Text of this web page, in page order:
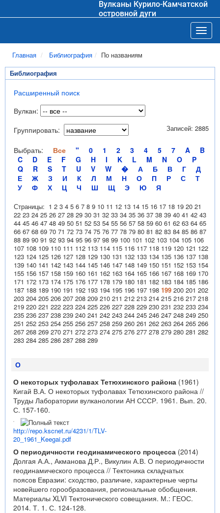
Вулканы Курило-Камчатской
островной дуги
Главная Библиография По названиям
Библиография
Расширенный поиск
Вулкан:
Группировать:
Выбрать: Все " 0 1 2 3 4 5 7 A
B
C
D E F G H I K L M N O
P
Q
R S T U V W � А Б В Г
Д
Е
Ж З И К Л М Н О П Р С
Т
У
Ф Х Ц Ч Ш Щ Э Ю Я
Записей: 2885
Страницы: 1 2 3 4 5 6 7 8 9 10 11 12 13 14 15 16 17 18 19 20 21
22 23 24 25 26 27 28 29 30 31 32 33 34 35 36 37 38 39 40 41 42 43
44 45 46 47 48 49 50 51 52 53 54 55 56 57 58 59 60 61 62 63 64 65
66 67 68 69 70 71 72 73 74 75 76 77 78 79 80 81 82 83 84 85 86 87
88 89 90 91 92 93 94 95 96 97 98 99 100 101 102 103 104 105 106
107 108 109 110 111 112 113 114 115 116 117 118 119 120 121 122
123 124 125 126 127 128 129 130 131 132 133 134 135 136 137 138
139 140 141 142 143 144 145 146 147 148 149 150 151 152 153 154
155 156 157 158 159 160 161 162 163 164 165 166 167 168 169 170
171 172 173 174 175 176 177 178 179 180 181 182 183 184 185 186
187 188 189 190 191 192 193 194 195 196 197 198 199 200 201 202
203 204 205 206 207 208 209 210 211 212 213 214 215 216 217 218
219 220 221 222 223 224 225 226 227 228 229 230 231 232 233 234
235 236 237 238 239 240 241 242 243 244 245 246 247 248 249 250
251 252 253 254 255 256 257 258 259 260 261 262 263 264 265 266
267 268 269 270 271 272 273 274 275 276 277 278 279 280 281 282
283 284 285 286 287 288 289
О
О некоторых туфолавах Тетюхинского района (1961)
Кигай В.А. О некоторых туфолавах Тетюхинского района //
Труды Лаборатории вулканологии АН СССР. 1961. Вып. 20.
С. 157-160.
http://repo.kscnet.ru/4231/1/TLV-
20_1961_Keegai.pdf
О периодичности геодинамического процесса (2014)
Долгая А.А., Акманова Д.Р., Викулин А.В. О периодичности
геодинамического процесса // Тектоника складчатых
поясов Евразии: сходство, различие, характерные черты
новейшего горообразования, региональные обобщения.
Материалы XLVI Тектонического совещания. М.: ГЕОС.
2014. Т. 1. С. 124-128.